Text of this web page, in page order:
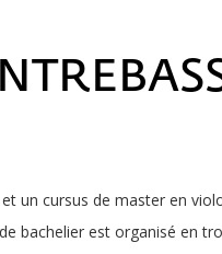
un cursus de master en
bachelier est organisé en